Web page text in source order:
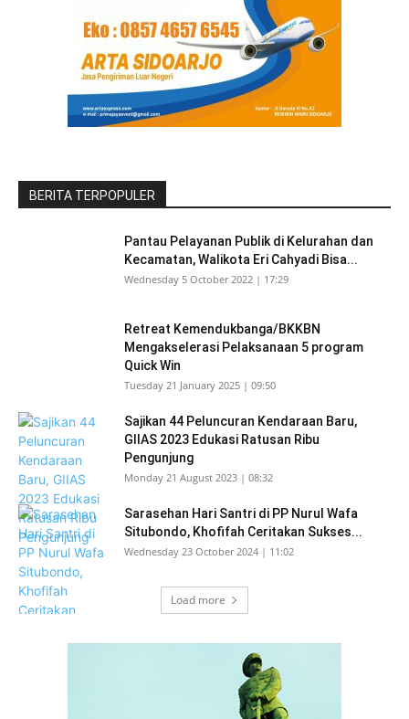
BERITA TERPOPULER
Pantau Pelayanan Publik di Kelurahan dan
Kecamatan, Walikota Eri Cahyadi Bisa...
Wednesday 5 October 2022 | 17:29
Retreat Kemendukbanga/BKKBN
Mengakselerasi Pelaksanaan 5 program
Quick Win
Tuesday 21 January 2025 | 09:50
Sajikan 44 Peluncuran Kendaraan Baru,
GIIAS 2023 Edukasi Ratusan Ribu
Pengunjung
Monday 21 August 2023 | 08:32
Sarasehan Hari Santri di PP Nurul Wafa
Situbondo, Khofifah Ceritakan Sukses...
Wednesday 23 October 2024 | 11:02
Load more